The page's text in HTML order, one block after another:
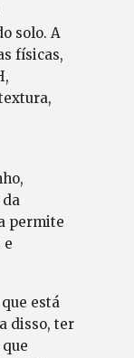
solo. A
físicas,
permite
e
está
disso, ter